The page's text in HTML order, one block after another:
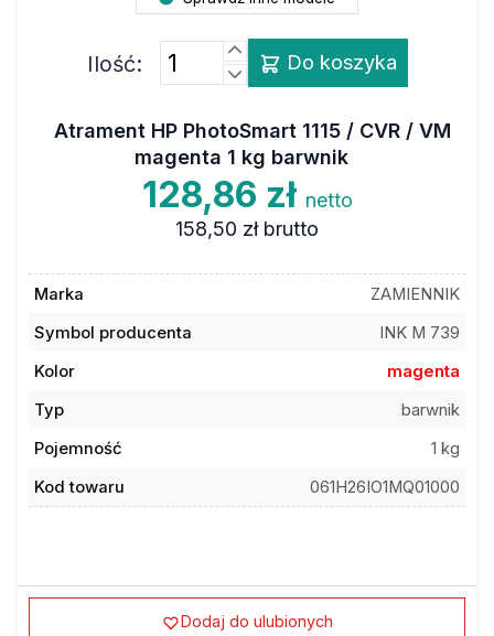
Ilość: Do koszyka
Atrament HP PhotoSmart 1115 / CVR / VM
magenta 1 kg barwnik
128,86 zł netto
158,50 zł brutto
Marka
ZAMIENNIK
Symbol producenta
INK M 739
Kolor
magenta
Typ
barwnik
Pojemność
1 kg
Kod towaru
061H26IO1MQ01000
Dodaj do ulubionych